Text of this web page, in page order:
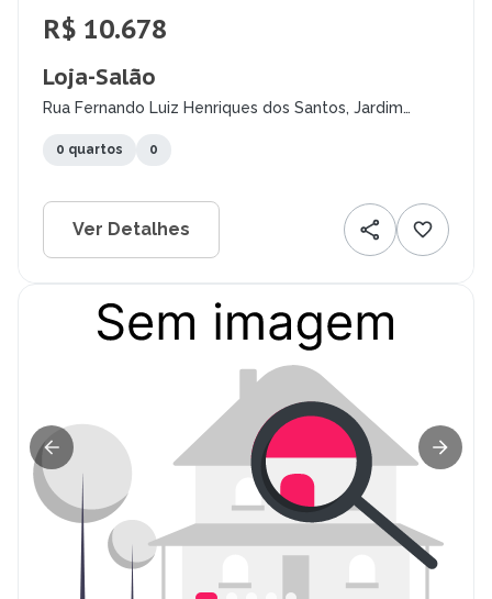
R$ 10.678
Loja-Salão
Rua Fernando Luiz Henriques dos Santos, Jardim
0 quartos 0
Ver Detalhes